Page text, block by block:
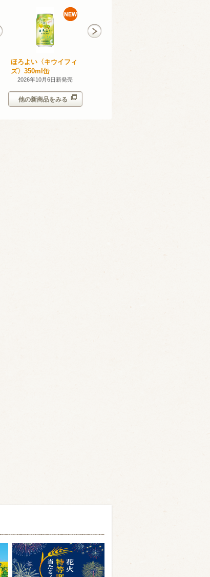
ほろよい〈キウイフィ
ズ〉350ml缶
2026年10月6日新発売
他の新商品をみる